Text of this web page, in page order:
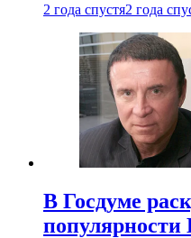
2 года спустя2 года
В Госдуме
популярности